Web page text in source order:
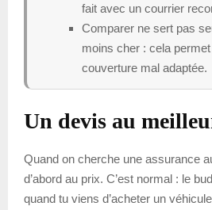
fait avec un courrier
Comparer ne sert pas
moins cher : cela
couverture mal adaptée.
Un devis au
Quand on cherche une assurance
d’abord au prix. C’est normal : le
quand tu viens d’acheter un